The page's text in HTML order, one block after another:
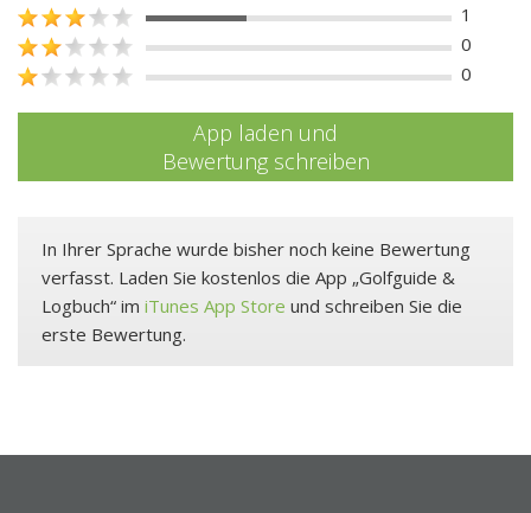
1
0
0
App laden und
Bewertung schreiben
In Ihrer Sprache wurde bisher noch keine Bewertung
verfasst. Laden Sie kostenlos die App „Golfguide &
Logbuch“ im iTunes App Store und schreiben Sie die
erste Bewertung.